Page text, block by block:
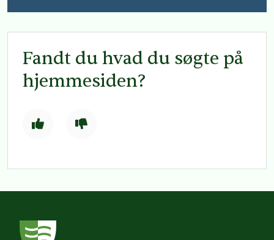
Fandt du hvad du søgte på
hjemmesiden?